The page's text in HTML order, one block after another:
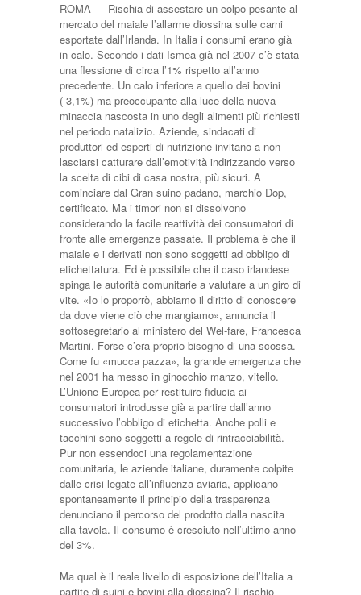
ROMA — Rischia di assestare un colpo pesante al
mercato del maiale l’allarme diossina sulle carni
esportate dall’Irlanda. In Italia i consumi erano già
in calo. Secondo i dati Ismea già nel 2007 c’è stata
una flessione di circa l’1% rispetto all’anno
precedente. Un calo inferiore a quello dei bovini
(-3,1%) ma preoccupante alla luce della nuova
minaccia nascosta in uno degli alimenti più richiesti
nel periodo natalizio. Aziende, sindacati di
produttori ed esperti di nutrizione invitano a non
lasciarsi catturare dall’emotività indirizzando verso
la scelta di cibi di casa nostra, più sicuri. A
cominciare dal Gran suino padano, marchio Dop,
certificato. Ma i timori non si dissolvono
considerando la facile reattività dei consumatori di
fronte alle emergenze passate. Il problema è che il
maiale e i derivati non sono soggetti ad obbligo di
etichettatura. Ed è possibile che il caso irlandese
spinga le autorità comunitarie a valutare a un giro di
vite. «Io lo proporrò, abbiamo il diritto di conoscere
da dove viene ciò che mangiamo», annuncia il
sottosegretario al ministero del Wel-fare, Francesca
Martini. Forse c’era proprio bisogno di una scossa.
Come fu «mucca pazza», la grande emergenza che
nel 2001 ha messo in ginocchio manzo, vitello.
L’Unione Europea per restituire fiducia ai
consumatori introdusse già a partire dall’anno
successivo l’obbligo di etichetta. Anche polli e
tacchini sono soggetti a regole di rintracciabilità.
Pur non essendoci una regolamentazione
comunitaria, le aziende italiane, duramente colpite
dalle crisi legate all’influenza aviaria, applicano
spontaneamente il principio della trasparenza
denunciano il percorso del prodotto dalla nascita
alla tavola. Il consumo è cresciuto nell’ultimo anno
del 3%.
Ma qual è il reale livello di esposizione dell’Italia a
partite di suini e bovini alla diossina? Il rischio